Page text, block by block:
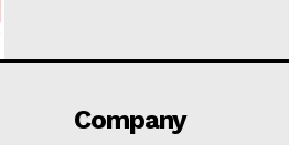
Company